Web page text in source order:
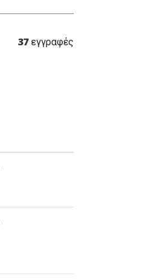
37 εγγραφές